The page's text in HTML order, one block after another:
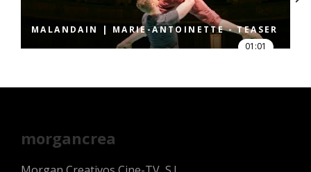
MALANDAIN | MARIE-ANTOINETTE - TEASER
01:01
morgancrea